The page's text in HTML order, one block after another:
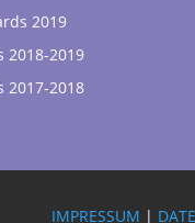
2019
2018-2019
2017-2018
IMPRESSUM |